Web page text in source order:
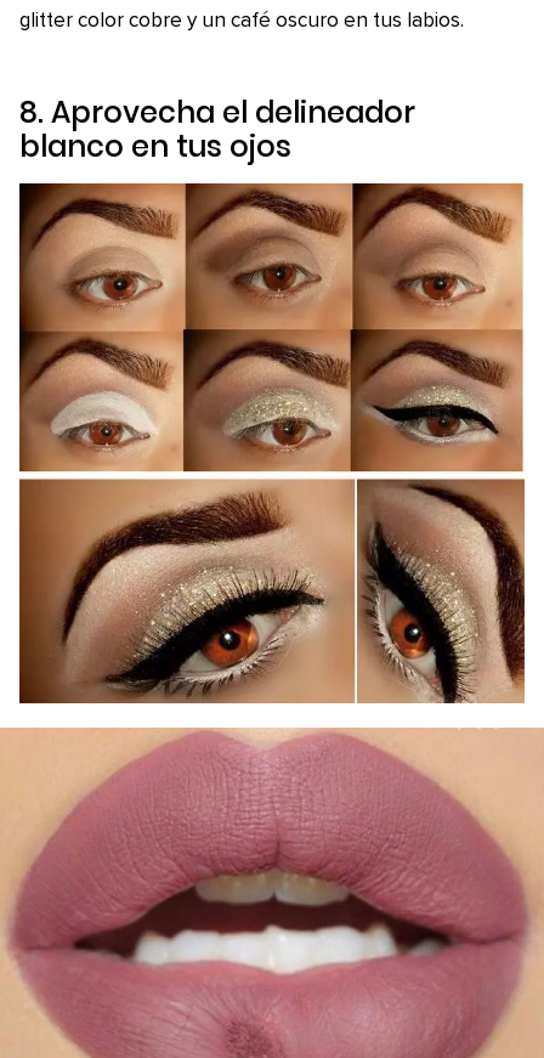
glitter color cobre y un café oscuro en tus labios.
8. Aprovecha el delineador
blanco en tus ojos